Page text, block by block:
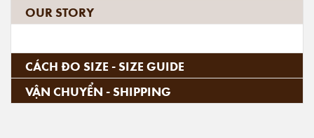
OUR STORY
CÁCH ĐO SIZE - SIZE GUIDE
VẬN CHUYỂN - SHIPPING